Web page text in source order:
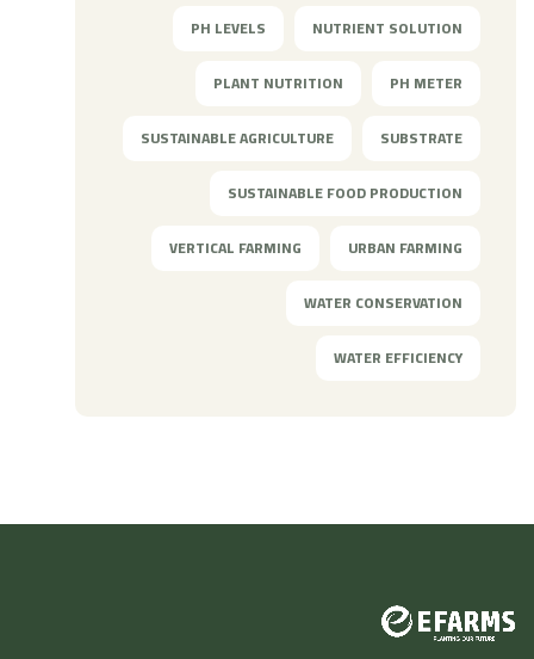
NUTRIENT SOLUTION
PH LEVELS
PH METER
PLANT NUTRITION
SUBSTRATE
SUSTAINABLE AGRICULTURE
SUSTAINABLE FOOD PRODUCTION
URBAN FARMING
VERTICAL FARMING
WATER CONSERVATION
WATER EFFICIENCY